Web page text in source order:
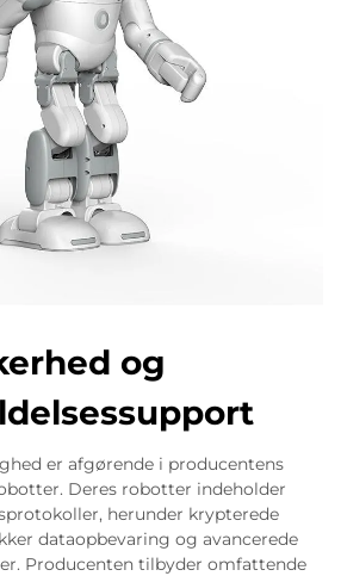
og
er afgørende i producentens
Deres robotter indeholder
herunder krypterede
dataopbevaring og avancerede
Producenten tilbyder omfattende